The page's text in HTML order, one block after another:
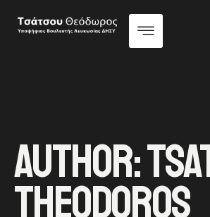
AUTHOR:
THEODOROS